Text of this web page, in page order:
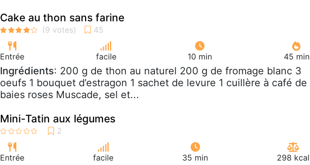
Cake au thon sans farine
Entrée facile 10 min 45 min
Ingrédients: 200 g de thon au naturel 200 g de fromage blanc 3
oeufs 1 bouquet d’estragon 1 sachet de levure 1 cuillère à café de
baies roses Muscade, sel et...
Mini-Tatin aux légumes
Entrée facile 35 min 298 kcal